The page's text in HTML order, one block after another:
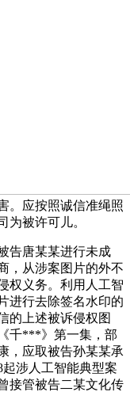
。应按照诚信准绳照
为被许可儿。
唐某某进行未成
，从涉案图片的外不
权义务。利用人工智
进行去除签名水印的
的上述被诉侵权图
千***》第一集，部
，应取被告孙某某承
涉人工智能典型案
接管被告二某文化传